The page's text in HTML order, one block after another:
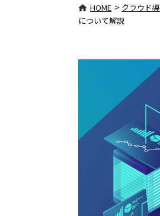
HOME > クラウド
について解説